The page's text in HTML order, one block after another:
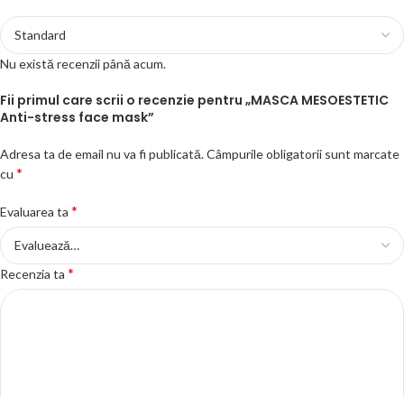
Nu există recenzii până acum.
Fii primul care scrii o recenzie pentru „MASCA MESOESTETIC
Anti-stress face mask”
Adresa ta de email nu va fi publicată.Câmpurile obligatorii sunt marcate
cu *
Evaluarea ta *
Recenzia ta *